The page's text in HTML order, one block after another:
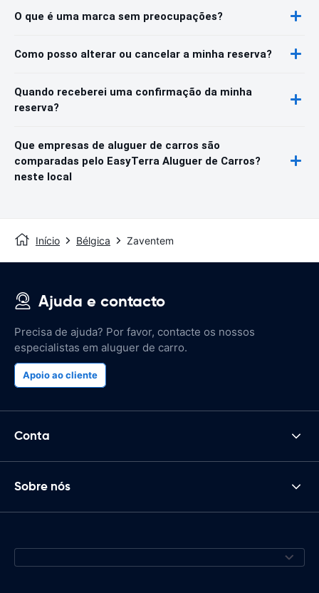
O que é uma marca sem preocupações?
Como posso alterar ou cancelar a minha reserva?
Quando receberei uma confirmação da minha
reserva?
Que empresas de aluguer de carros são
comparadas pelo EasyTerra Aluguer de Carros?
neste local
Início Bélgica Zaventem
Ajuda e contacto
Precisa de ajuda? Por favor, contacte os nossos
especialistas em aluguer de carro.
Apoio ao cliente
Conta
Sobre nós